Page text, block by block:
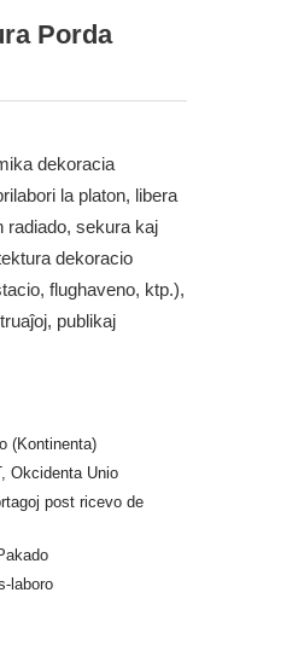
Porda
dekoracia
la platon, libera
radiado, sekura kaj
dekoracio
flughaveno, ktp.),
publikaj
(Kontinenta)
Okcidenta Unio
post ricevo de
laboro